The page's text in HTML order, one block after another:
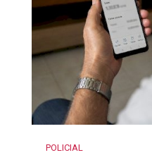
POLICIAL